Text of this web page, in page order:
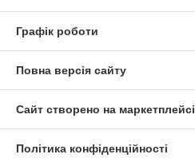
Графік роботи
Повна версія сайту
Сайт створено на маркетплейсі
Політика конфіденційності